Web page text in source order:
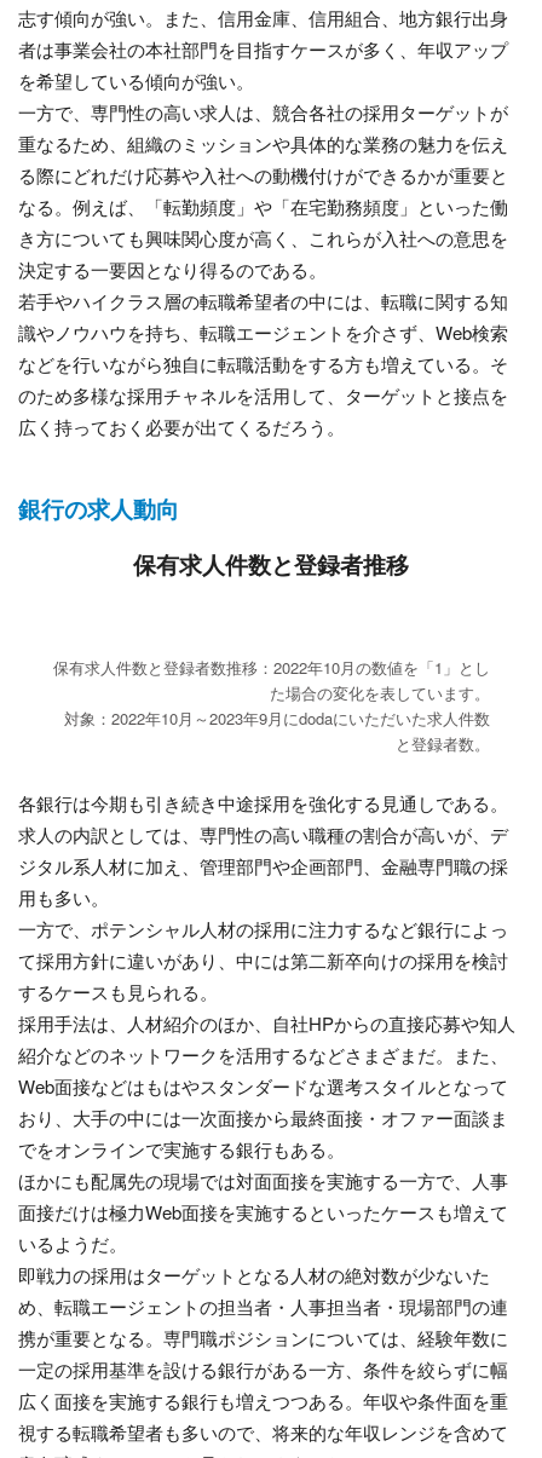
志す傾向が強い。また、信用金庫、信用組合、地方銀行出身
者は事業会社の本社部門を目指すケースが多く、年収アップ
を希望している傾向が強い。
一方で、専門性の高い求人は、競合各社の採用ターゲットが
重なるため、組織のミッションや具体的な業務の魅力を伝え
る際にどれだけ応募や入社への動機付けができるかが重要と
なる。例えば、「転勤頻度」や「在宅勤務頻度」といった働
き方についても興味関心度が高く、これらが入社への意思を
決定する一要因となり得るのである。
若手やハイクラス層の転職希望者の中には、転職に関する知
識やノウハウを持ち、転職エージェントを介さず、Web検索
などを行いながら独自に転職活動をする方も増えている。そ
のため多様な採用チャネルを活用して、ターゲットと接点を
広く持っておく必要が出てくるだろう。
銀行の求人動向
保有求人件数と登録者推移
保有求人件数と登録者数推移：2022年10月の数値を「1」とし
た場合の変化を表しています。
対象：2022年10月～2023年9月にdodaにいただいた求人件数
と登録者数。
各銀行は今期も引き続き中途採用を強化する見通しである。
求人の内訳としては、専門性の高い職種の割合が高いが、デ
ジタル系人材に加え、管理部門や企画部門、金融専門職の採
用も多い。
一方で、ポテンシャル人材の採用に注力するなど銀行によっ
て採用方針に違いがあり、中には第二新卒向けの採用を検討
するケースも見られる。
採用手法は、人材紹介のほか、自社HPからの直接応募や知人
紹介などのネットワークを活用するなどさまざまだ。また、
Web面接などはもはやスタンダードな選考スタイルとなって
おり、大手の中には一次面接から最終面接・オファー面談ま
でをオンラインで実施する銀行もある。
ほかにも配属先の現場では対面面接を実施する一方で、人事
面接だけは極力Web面接を実施するといったケースも増えて
いるようだ。
即戦力の採用はターゲットとなる人材の絶対数が少ないた
め、転職エージェントの担当者・人事担当者・現場部門の連
携が重要となる。専門職ポジションについては、経験年数に
一定の採用基準を設ける銀行がある一方、条件を絞らずに幅
広く面接を実施する銀行も増えつつある。年収や条件面を重
視する転職希望者も多いので、将来的な年収レンジを含めて